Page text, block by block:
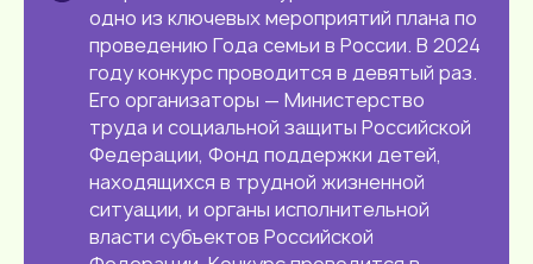
одно из ключевых мероприятий плана по
проведению Года семьи в России. В 2024
году конкурс проводится в девятый раз.
Его организаторы — Министерство
труда и социальной защиты Российской
Федерации, Фонд поддержки детей,
находящихся в трудной жизненной
ситуации, и органы исполнительной
власти субъектов Российской